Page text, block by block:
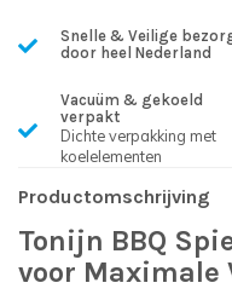
Snelle & Veilige
door heel Nederland
Vacuüm & gekoeld
verpakt
Dichte verpakking met
koelelementen
Productomschrijving
Tonijn BBQ
voor Maximale